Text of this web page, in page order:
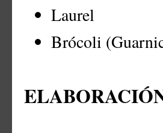
Laurel
Brócoli